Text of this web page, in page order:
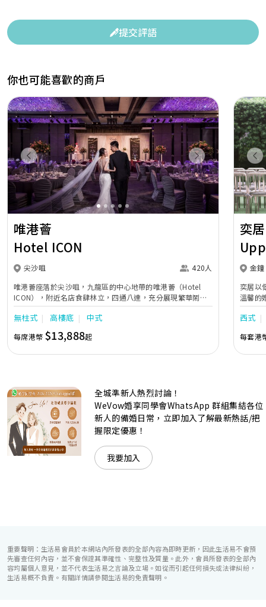
提交評語
你也可能喜歡的商戶
Previous Next
唯港薈
Hotel ICON
尖沙咀
420人
唯港薈座落於尖沙咀，九龍區的中心地帶的唯港薈（Hotel
ICON），附近名店食肆林立，四通八達，充分展現繁華鬧巿
中的活力個性，成為一眾準新人舉辦婚宴的熱門之選。專業團
隊由策劃統籌至所有婚宴每個細節，唯港薈都力臻完美，保證
讓您留下獨特的醉人回憶。 擁有時尚高樓頂的Silverbox宴會
廳，配置了全套先進的視聽影音及燈光設備配套，並採用極富
現代時尚感的水晶玻璃燈，演繹出與別不同的經典神韻。不論
準新人的個性及預算﹔保證為您打造夢寐以求的特別日子，令
賓客永誌難忘！
無柱式 高樓底 中式
每席港幣 $13,888起
奕居
金鐘
奕居以
溫馨的
團隊會
西式
每套港
全城準新人熱烈討論！
WeVow婚享同學會WhatsApp 群組集結各位
新人的備婚日常，立即加入了解最新熱話/把
握限定優惠！
我要加入
重要聲明：生活易會員於本網站內所發表的全部內容為即時更新，因此生活易不會預
先審查任何內容，並不會保證其準確性、完整性及質量。此外，會員所發表的全部內
容均屬個人意見，並不代表生活易之言論及立場。如從而引起任何損失或法律糾紛，
生活易概不負責。有關詳情請參閱生活易的免責聲明。